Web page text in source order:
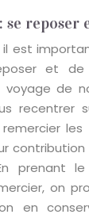
se reposer
il est
et de
de
recentrer
remercier
prenant
on
en